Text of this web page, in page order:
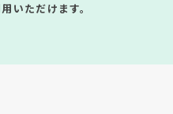
いただけます。